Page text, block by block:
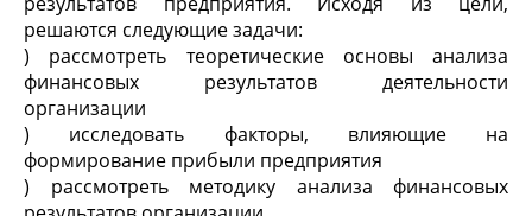
решаются следующие задачи:
) рассмотреть теоретические основы анализа
финансовых результатов деятельности
организации
) исследовать факторы, влияющие на
формирование прибыли предприятия
) рассмотреть методику анализа финансовых